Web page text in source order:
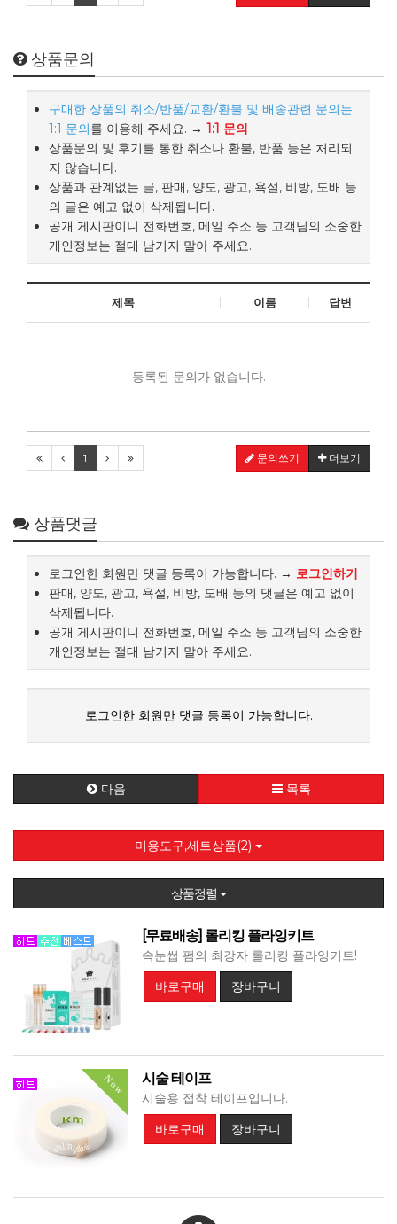
상품문의
구매한 상품의 취소/반품/교환/환불 및 배송관련 문의는
1:1 문의를 이용해 주세요. → 1:1 문의
상품문의 및 후기를 통한 취소나 환불, 반품 등은 처리되
지 않습니다.
상품과 관계없는 글, 판매, 양도, 광고, 욕설, 비방, 도배 등
의 글은 예고 없이 삭제됩니다.
공개 게시판이니 전화번호, 메일 주소 등 고객님의 소중한
개인정보는 절대 남기지 말아 주세요.
제목 이름 답변
등록된 문의가 없습니다.
1 문의쓰기 더보기
상품댓글
로그인한 회원만 댓글 등록이 가능합니다. → 로그인하기
판매, 양도, 광고, 욕설, 비방, 도배 등의 댓글은 예고 없이
삭제됩니다.
공개 게시판이니 전화번호, 메일 주소 등 고객님의 소중한
개인정보는 절대 남기지 말아 주세요.
로그인한 회원만 댓글 등록이 가능합니다.
다음 목록
미용도구,세트상품(2)
상품정렬
[무료배송] 롤리킹 플라잉키트
속눈썹 펌의 최강자 롤리킹 플라잉키트!
바로구매
장바구니
Now 시술 테이프
시술용 접착 테이프입니다.
바로구매
장바구니